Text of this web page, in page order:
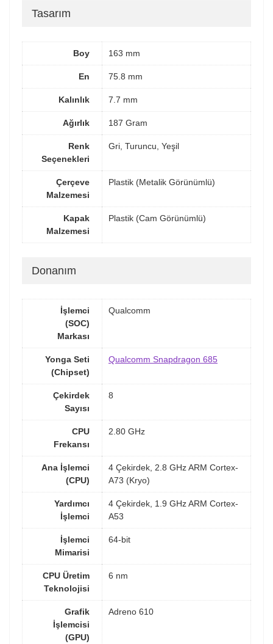
Tasarım
Boy 163 mm
En 75.8 mm
Kalınlık 7.7 mm
Ağırlık 187 Gram
Renk
Seçenekleri
Gri, Turuncu, Yeşil
Çerçeve
Malzemesi
Plastik (Metalik Görünümlü)
Kapak
Malzemesi
Plastik (Cam Görünümlü)
Donanım
İşlemci
(SOC)
Markası
Qualcomm
Yonga Seti
(Chipset)
Qualcomm Snapdragon 685
Çekirdek
Sayısı
8
CPU
Frekansı
2.80 GHz
Ana İşlemci
(CPU)
4 Çekirdek, 2.8 GHz ARM Cortex-
A73 (Kryo)
Yardımcı
İşlemci
4 Çekirdek, 1.9 GHz ARM Cortex-
A53
İşlemci
Mimarisi
64-bit
CPU Üretim
Teknolojisi
6 nm
Grafik
İşlemcisi
(GPU)
Adreno 610